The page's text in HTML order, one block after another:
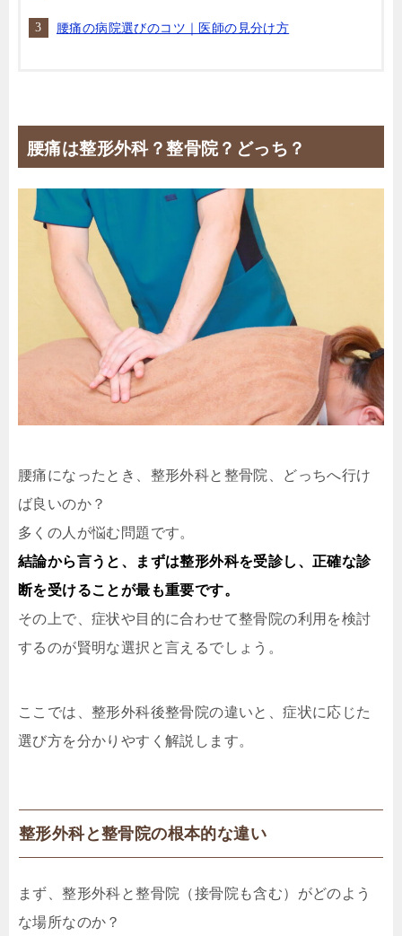
腰痛の病院選びのコツ｜医師の見分け方
腰痛は整形外科？整骨院？どっち？
腰痛になったとき、整形外科と整骨院、どっちへ行け
ば良いのか？
多くの人が悩む問題です。
結論から言うと、まずは整形外科を受診し、正確な診
断を受けることが最も重要です。
その上で、症状や目的に合わせて整骨院の利用を検討
するのが賢明な選択と言えるでしょう。
ここでは、整形外科後整骨院の違いと、症状に応じた
選び方を分かりやすく解説します。
整形外科と整骨院の根本的な違い
まず、整形外科と整骨院（接骨院も含む）がどのよう
な場所なのか？